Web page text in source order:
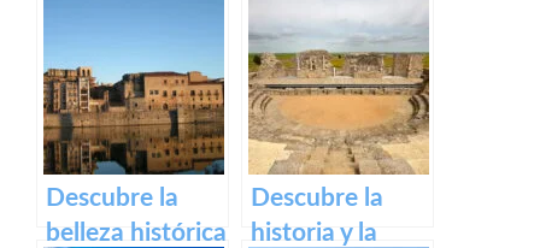
rincones
ocultos en
Cáceres
Historia,
devoción y
turismo en
España
Descubre la
belleza histórica
Descubre la
historia y la